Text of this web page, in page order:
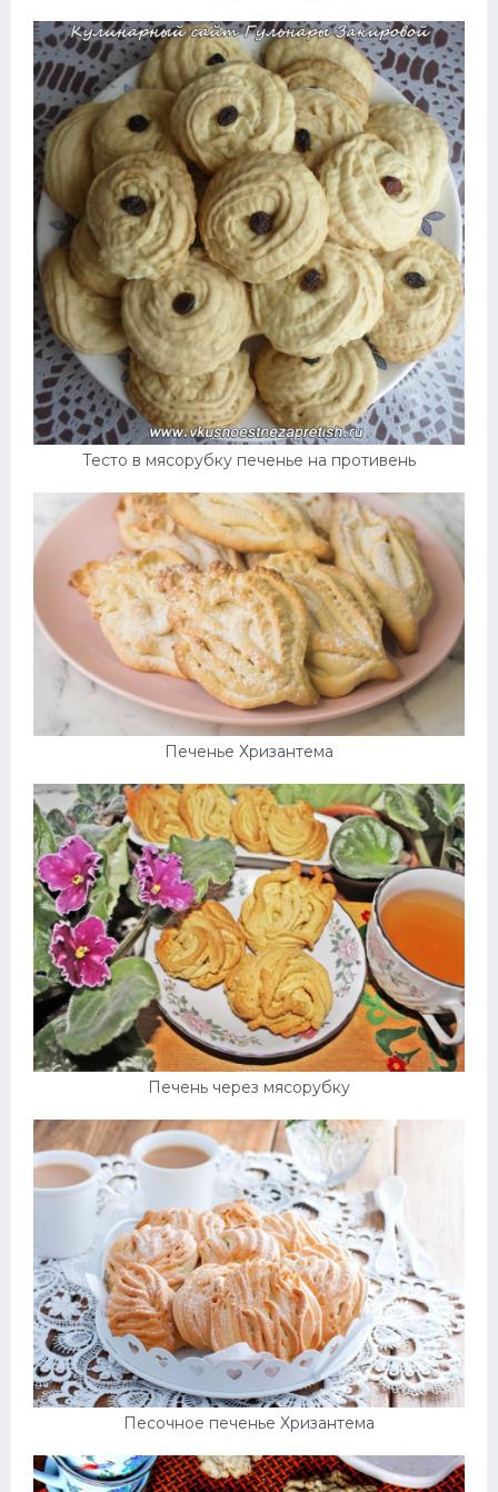
Тесто в мясорубку печенье на противень
Печенье Хризантема
Печень через мясорубку
Песочное печенье Хризантема